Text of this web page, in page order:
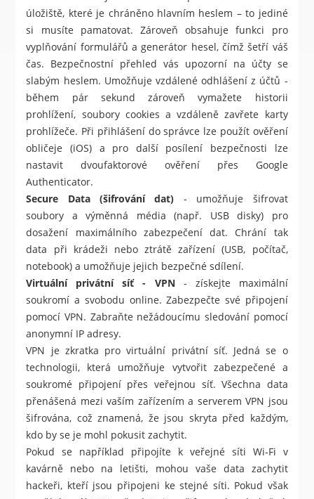
úložiště, které je chráněno hlavním heslem – to jediné
si musíte pamatovat. Zároveň obsahuje funkci pro
vyplňování formulářů a generátor hesel, čímž šetří váš
čas. Bezpečnostní přehled vás upozorní na účty se
slabým heslem. Umožňuje vzdálené odhlášení z účtů -
během pár sekund zároveň vymažete historii
prohlížení, soubory cookies a vzdáleně zavřete karty
prohlížeče. Při přihlášení do správce lze použít ověření
obličeje (iOS) a pro další posílení bezpečnosti lze
nastavit dvoufaktorové ověření přes Google
Authenticator.
Secure Data (šifrování dat) - umožňuje šifrovat
soubory a výměnná média (např. USB disky) pro
dosažení maximálního zabezpečení dat. Chrání tak
data při krádeži nebo ztrátě zařízení (USB, počítač,
notebook) a umožňuje jejich bezpečné sdílení.
Virtuální privátní síť - VPN- získejte maximální
soukromí a svobodu online. Zabezpečte své připojení
pomocí VPN. Zabraňte nežádoucímu sledování pomocí
anonymní IP adresy.
VPN je zkratka pro virtuální privátní síť. Jedná se o
technologii, která umožňuje vytvořit zabezpečené a
soukromé připojení přes veřejnou síť. Všechna data
přenášená mezi vaším zařízením a serverem VPN jsou
šifrována, což znamená, že jsou skryta před každým,
kdo by se je mohl pokusit zachytit.
Pokud se například připojíte k veřejné síti Wi-Fi v
kavárně nebo na letišti, mohou vaše data zachytit
hackeři, kteří jsou připojeni ke stejné síti. Pokud však